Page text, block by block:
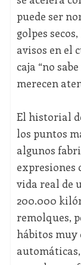
puede ser
golpes
avisos en el
caja “no
merecen
El historial
los puntos
algunos
expresiones
vida real de
200.000
remolques,
hábitos muy